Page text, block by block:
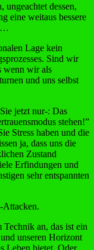
dessen,
eine weitaus bessere
Lage kein
Sind wir
wenn wir als
und uns selbst
jetzt nur-: Das
stehen!”
Stress haben und die
ja, dass uns die
Zustand
Erfindungen und
sehr entspannten
Attacken.
an, das ist ein
unseren Horizont
Leben bietet. Oder